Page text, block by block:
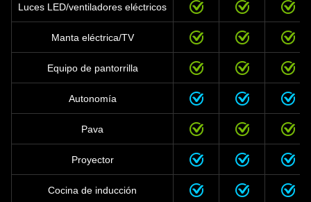
Luces LED/ventiladores eléctricos
Manta eléctrica/TV
Equipo de pantorrilla
Autonomía
Pava
Proyector
Cocina de inducción